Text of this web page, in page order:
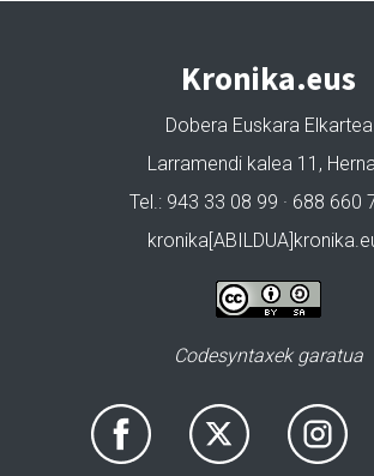
Kronika.eus
Dobera Euskara Elkartea
Larramendi kalea 11,
Tel.: 943 33 08 99 · 688 660
Codesyntaxek garatua